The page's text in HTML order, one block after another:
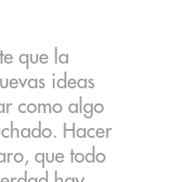
que la
ideas
como algo
Hacer
que todo